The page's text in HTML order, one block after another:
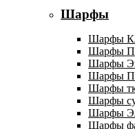
Шарфы
Шарфы
Шарфы
Шарфы
Шарфы
Шарфы
Шарфы
Шарфы
Шарфы